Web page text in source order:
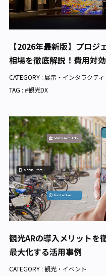
【2026年最新版】プロ
相場を徹底解説！費用対
CATEGORY : 展示・インタラクテ
TAG : #観光DX
観光ARの導入メリット
最大化する活用事例
CATEGORY : 観光・イベント